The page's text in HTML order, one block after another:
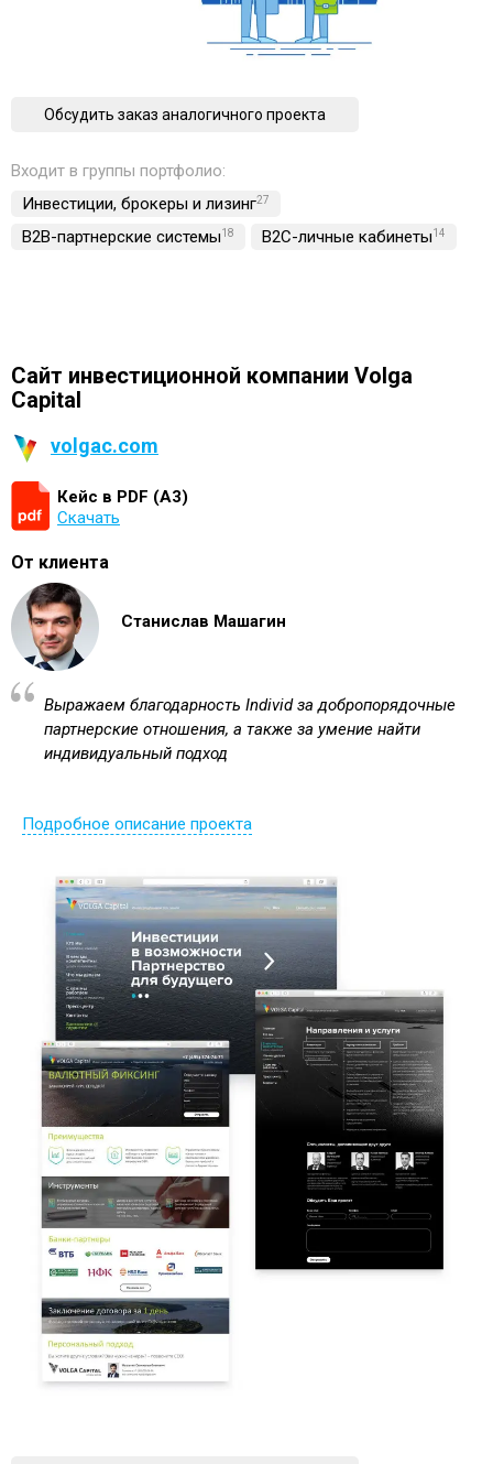
Обсудить заказ аналогичного проекта
Входит в группы портфолио:
Инвестиции, брокеры и лизинг27
B2B-партнерские системы18 B2C-личные кабинеты14
Сайт инвестиционной компании Volga
Capital
volgac.com
Кейс в PDF (А3)
Скачать
От клиента
Станислав Машагин
Выражаем благодарность Individ за добропорядочные
партнерские отношения, а также за умение найти
индивидуальный подход
Подробное описание проекта